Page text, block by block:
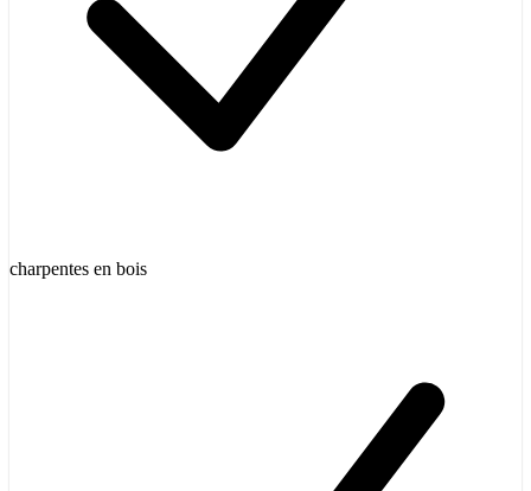
charpentes en bois